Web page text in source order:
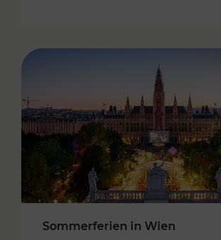
Sommerferien in Wien